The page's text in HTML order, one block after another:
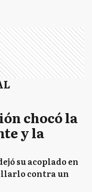
chocó la
y la
su acoplado en
contra un